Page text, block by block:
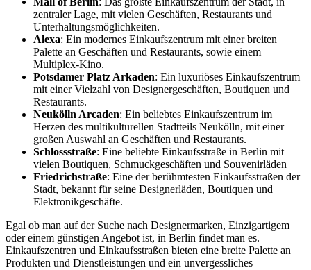
zentraler Lage, mit vielen Geschäften, Restaurants und
Unterhaltungsmöglichkeiten.
Alexa: Ein modernes Einkaufszentrum mit einer breiten
Palette an Geschäften und Restaurants, sowie einem
Multiplex-Kino.
Potsdamer Platz Arkaden: Ein luxuriöses Einkaufszentrum
mit einer Vielzahl von Designergeschäften, Boutiquen und
Restaurants.
Neukölln Arcaden: Ein beliebtes Einkaufszentrum im
Herzen des multikulturellen Stadtteils Neukölln, mit einer
großen Auswahl an Geschäften und Restaurants.
Schlossstraße: Eine beliebte Einkaufsstraße in Berlin mit
vielen Boutiquen, Schmuckgeschäften und Souvenirläden
Friedrichstraße: Eine der berühmtesten Einkaufsstraßen der
Stadt, bekannt für seine Designerläden, Boutiquen und
Elektronikgeschäfte.
Egal ob man auf der Suche nach Designermarken, Einzigartigem
oder einem günstigen Angebot ist, in Berlin findet man es.
Einkaufszentren und Einkaufsstraßen bieten eine breite Palette an
Produkten und Dienstleistungen und ein unvergessliches